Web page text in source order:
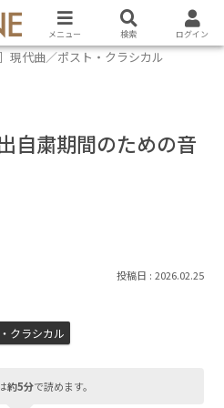
］現代曲／ポスト・クラシカル
自粛期間のための音
2026.02.25
クラシカル
約5分で読めます。
メニュー 検索 ログイン